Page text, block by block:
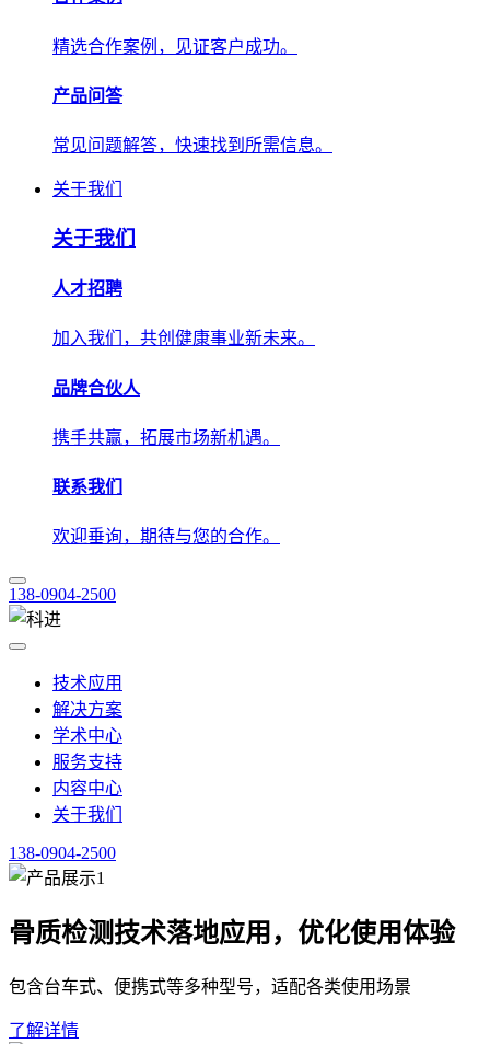
精选合作案例，见证客户成功。
产品问答
常见问题解答，快速找到所需信息。
关于我们
关于我们
人才招聘
加入我们，共创健康事业新未来。
品牌合伙人
携手共赢，拓展市场新机遇。
联系我们
欢迎垂询，期待与您的合作。
138-0904-2500
技术应用
解决方案
学术中心
服务支持
内容中心
关于我们
138-0904-2500
骨质检测技术落地应用，优化使用体验
包含台车式、便携式等多种型号，适配各类使用场景
了解详情